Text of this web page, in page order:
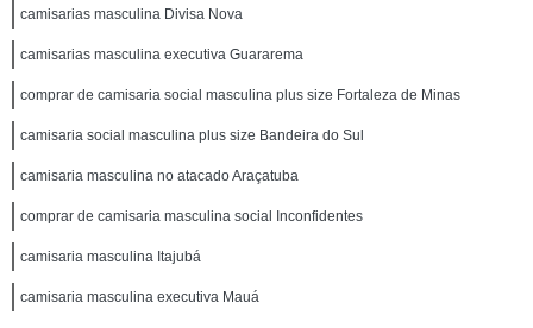
camisarias masculina Divisa Nova
camisarias masculina executiva Guararema
comprar de camisaria social masculina plus size Fortaleza de Minas
camisaria social masculina plus size Bandeira do Sul
camisaria masculina no atacado Araçatuba
comprar de camisaria masculina social Inconfidentes
camisaria masculina Itajubá
camisaria masculina executiva Mauá